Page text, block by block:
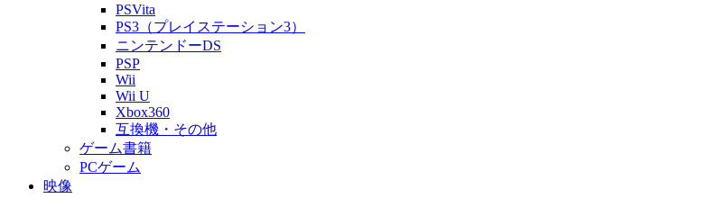
PSVita
PS3（プレイステーション3）
ニンテンドーDS
PSP
Wii
Wii U
Xbox360
互換機・その他
ゲーム書籍
PCゲーム
映像